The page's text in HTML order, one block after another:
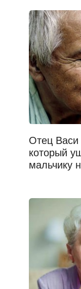
Отец Васи
который
мальчику